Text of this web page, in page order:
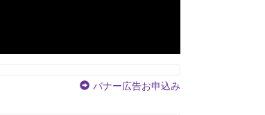
バナー広告お申込み